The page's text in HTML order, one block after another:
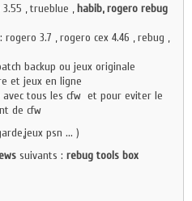
, trueblue , habib, rogero rebug
3.7 , rogero cex 4.46 , rebug ,
backup ou jeux originale
et jeux en ligne
avec tous les cfw et pour eviter le
de cfw
psn ... )
suivants : rebug tools box